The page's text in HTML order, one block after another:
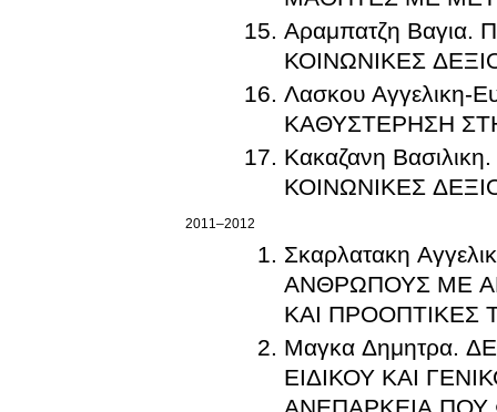
Αραμπατζη
ΚΟΙΝΩΝΙΚΕΣ
Λασκου
ΚΑΘΥΣΤΕΡΗΣΗ
Κακαζανη
ΚΟΙΝΩΝΙΚΕΣ
2011–2012
Σκαρλατακη
ΑΝΘΡΩΠΟΥΣ ΜΕ
ΚΑΙ ΠΡΟΟΠΤΙΚΕΣ
Μαγκα Δημητρα.
ΕΙΔΙΚΟΥ ΚΑΙ